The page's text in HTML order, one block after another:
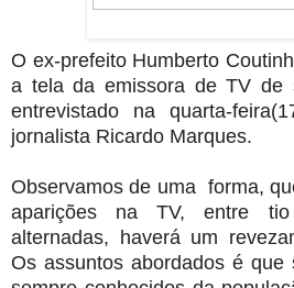
O ex-prefeito Humberto
a tela da emissora de TV de
entrevistado na quarta-
jornalista Ricardo Marques.
Observamos de uma forma,
aparições na TV, entre
alternadas, haverá um
Os assuntos abordados é que